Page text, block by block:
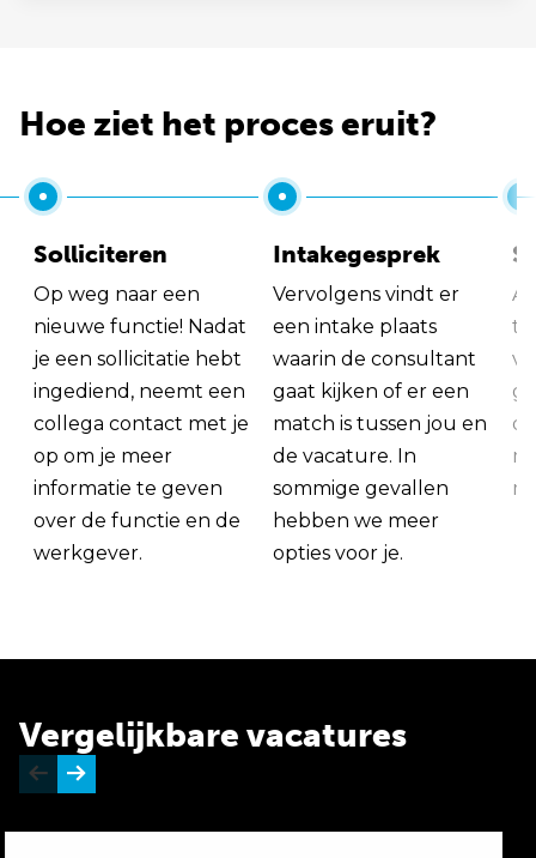
Hoe ziet het proces eruit?
Solliciteren
Op weg naar een
nieuwe functie! Nadat
je een sollicitatie hebt
ingediend, neemt een
collega contact met je
op om je meer
informatie te geven
over de functie en de
werkgever.
Intakegesprek
Vervolgens vindt er
een intake plaats
waarin de consultant
gaat kijken of er een
match is tussen jou en
de vacature. In
sommige gevallen
hebben we meer
opties voor je.
Vergelijkbare vacatures